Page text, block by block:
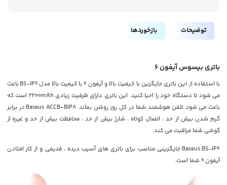
توضیحات بازخوردها
باتری بیسوس آیفون 6
با استفاده از این باتری جایگزین با کیفیت بالا و آیفون 6 با کیفیت بالا مدل BS-IP6باعث
می شود تا دستگاه خود را احیا کنید. این باتری دارای ظرفیت زیادی 2200mAh است که
باعث می شود تلفن هوشمند شما در کل روز روشن بماند. Baseus ACCB-BIP8 در برابر
گرم شدن بیش از حد ، اتصال کوتاه ، شارژ بیش از حد ، محافظت بیش از حد و غیره از
گوشی شما مراقبت می کند.
BaseusBS-IP6
جایگزینی مناسب برای باتری های آسیب دیده ، قدیمی و از کار افتادن
آیفون 6 شما است.